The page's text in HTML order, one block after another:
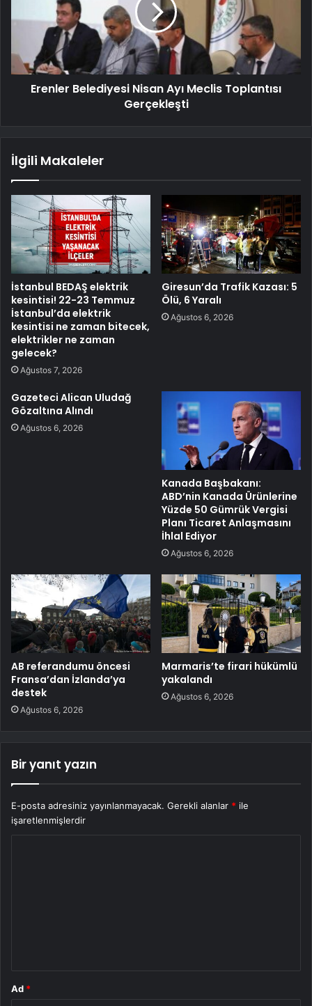
Erenler Belediyesi Nisan Ayı Meclis Toplantısı
Gerçekleşti
İlgili Makaleler
İstanbul BEDAŞ elektrik
kesintisi! 22-23 Temmuz
İstanbul’da elektrik
kesintisi ne zaman bitecek,
elektrikler ne zaman
gelecek?
Ağustos 7, 2026
Giresun’da Trafik Kazası: 5
Ölü, 6 Yaralı
Ağustos 6, 2026
Gazeteci Alican Uludağ
Gözaltına Alındı
Ağustos 6, 2026
Kanada Başbakanı:
ABD’nin Kanada Ürünlerine
Yüzde 50 Gümrük Vergisi
Planı Ticaret Anlaşmasını
İhlal Ediyor
Ağustos 6, 2026
AB referandumu öncesi
Fransa’dan İzlanda’ya
destek
Ağustos 6, 2026
Marmaris’te firari hükümlü
yakalandı
Ağustos 6, 2026
Bir yanıt yazın
E-posta adresiniz yayınlanmayacak. Gerekli alanlar * ile
işaretlenmişlerdir
Ad *